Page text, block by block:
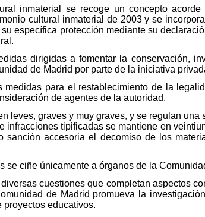
inmaterial se recoge un concepto
cultural inmaterial de 2003 y se
específica protección mediante su
dirigidas a fomentar la conservación,
de Madrid por parte de la iniciativa
para el restablecimiento de la
de agentes de la autoridad.
leves, graves y muy graves, y se regulan
infracciones tipificadas se mantiene en
sanción accesoria el decomiso de los
se ciñe únicamente a órganos de la
cuestiones que completan aspectos
de Madrid promueva la
educativos.